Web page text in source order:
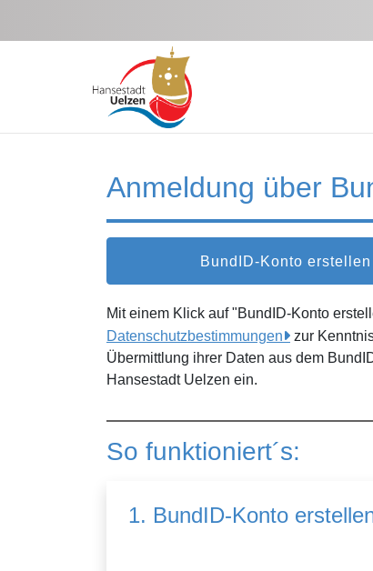
Anmeldung über
BundID-Konto
Mit einem Klick auf "BundID-Konto
Datenschutzbestimmungen
zur
Übermittlung ihrer Daten aus dem
Hansestadt Uelzen ein.
So funktioniert´s:
1. BundID-Konto